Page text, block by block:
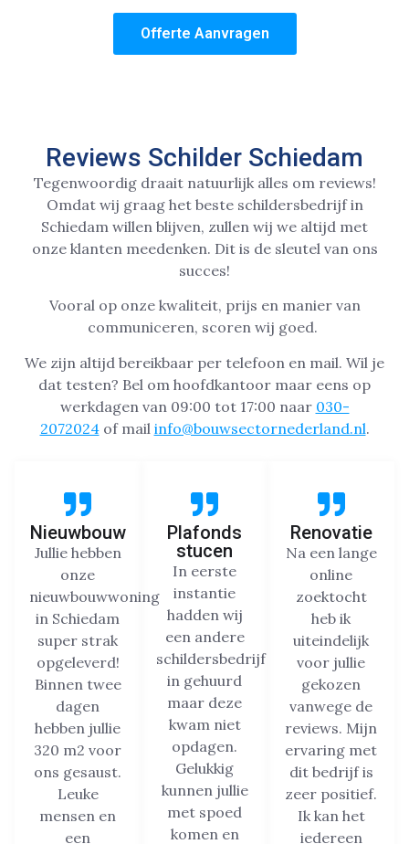
Offerte Aanvragen
Reviews Schilder Schiedam
Tegenwoordig draait natuurlijk alles om reviews!
Omdat wij graag het beste schildersbedrijf in
Schiedam willen blijven, zullen wij we altijd met
onze klanten meedenken. Dit is de sleutel van ons
succes!
Vooral op onze kwaliteit, prijs en manier van
communiceren, scoren wij goed.
We zijn altijd bereikbaar per telefoon en mail. Wil je
dat testen? Bel om hoofdkantoor maar eens op
werkdagen van 09:00 tot 17:00 naar 030-
2072024of mail info@bouwsectornederland.nl.
Nieuwbouw
Jullie hebben
onze
nieuwbouwwoning
in Schiedam
super strak
opgeleverd!
Binnen twee
dagen
hebben jullie
320 m2 voor
ons gesaust.
Leuke
mensen en
een
Plafonds
stucen
In eerste
instantie
hadden wij
een andere
schildersbedrijf
in gehuurd
maar deze
kwam niet
opdagen.
Gelukkig
kunnen jullie
met spoed
komen en
Renovatie
Na een lange
online
zoektocht
heb ik
uiteindelijk
voor jullie
gekozen
vanwege de
reviews. Mijn
ervaring met
dit bedrijf is
zeer positief.
Ik kan het
iedereen